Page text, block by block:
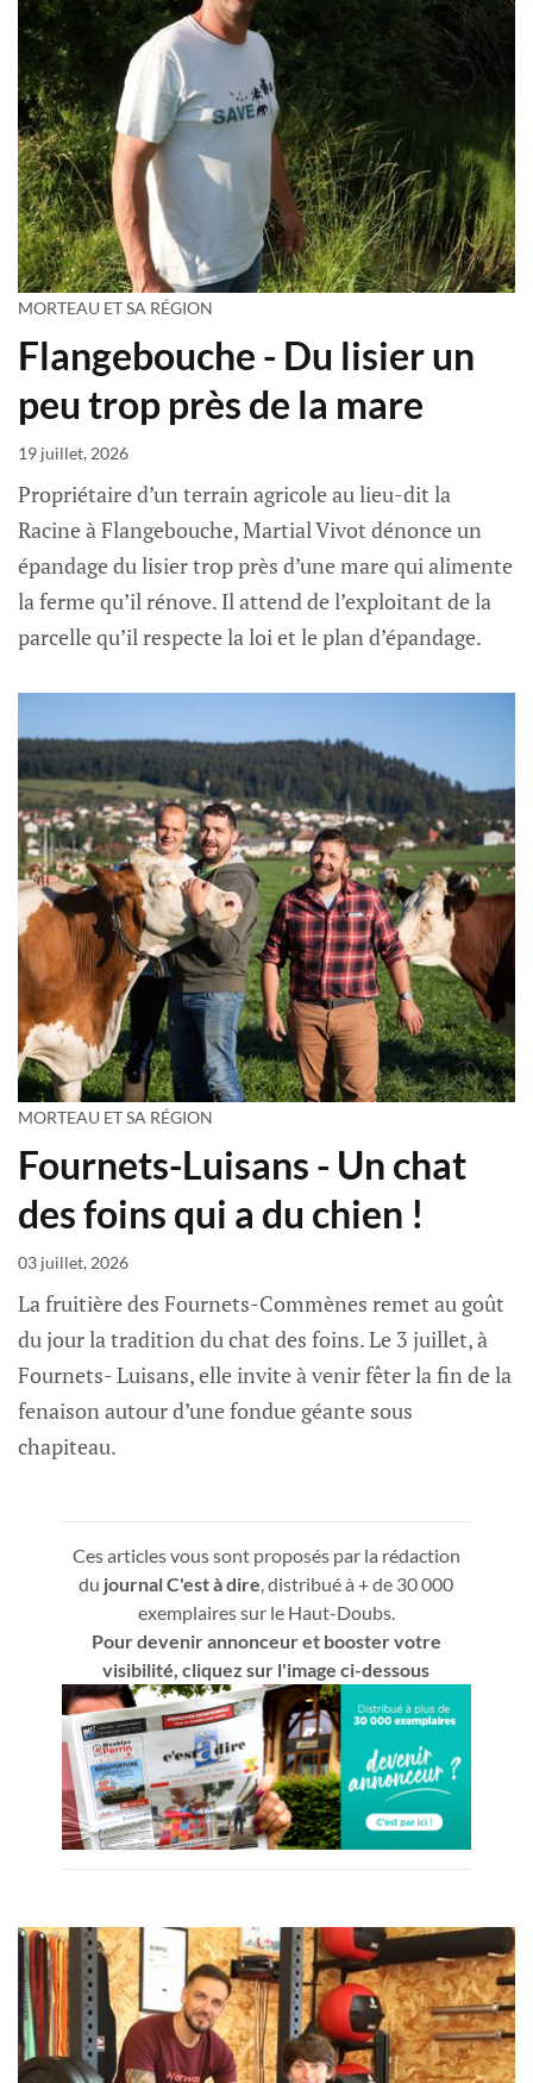
MORTEAU ET SA RÉGION
Flangebouche - Du lisier un
peu trop près de la mare
19 juillet, 2026
Propriétaire d’un terrain agricole au lieu-dit la
Racine à Flangebouche, Martial Vivot dénonce un
épandage du lisier trop près d’une mare qui alimente
la ferme qu’il rénove. Il attend de l’exploitant de la
parcelle qu’il respecte la loi et le plan d’épandage.
MORTEAU ET SA RÉGION
Fournets-Luisans - Un chat
des foins qui a du chien !
03 juillet, 2026
La fruitière des Fournets-Commènes remet au goût
du jour la tradition du chat des foins. Le 3 juillet, à
Fournets- Luisans, elle invite à venir fêter la fin de la
fenaison autour d’une fondue géante sous
chapiteau.
Ces articles vous sont proposés par la rédaction
du journal C'est à dire, distribué à + de 30 000
exemplaires sur le Haut-Doubs.
Pour devenir annonceur et booster votre
visibilité, cliquez sur l'image ci-dessous